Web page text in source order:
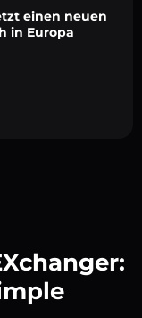
einen neuen
in Europa